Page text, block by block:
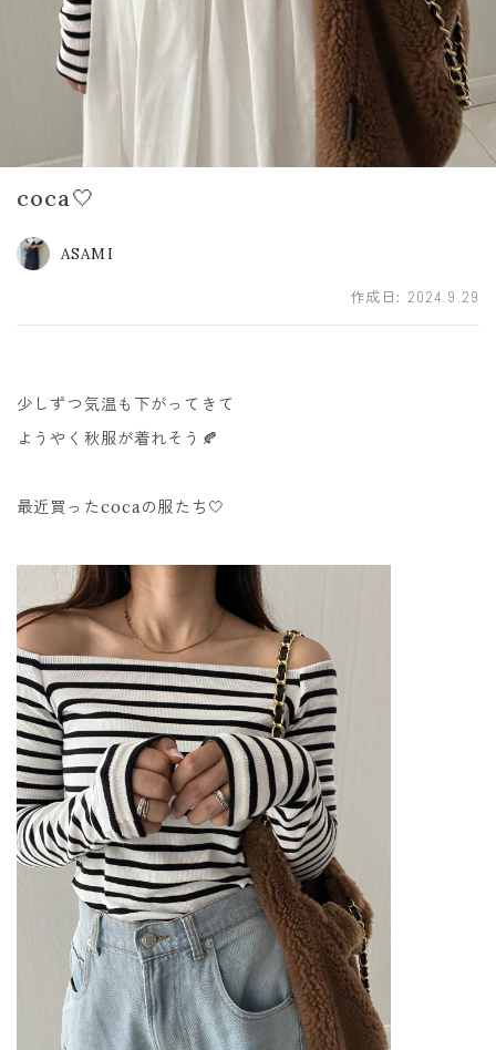
coca🤍
ASAMI
作成日: 2024.9.29
少しずつ気温も下がってきて
ようやく秋服が着れそう🍂
最近買ったcocaの服たち🤍